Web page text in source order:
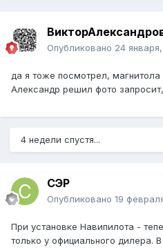
Опубликовано 24 января,
да я тоже посмотрел, магнитола
Александр решил фото
4 недели спустя...
СЭР
Опубликовано 19
При установке Навипилота -
только у официального дилера.